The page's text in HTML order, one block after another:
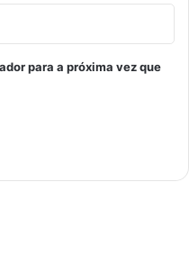
para a próxima vez que